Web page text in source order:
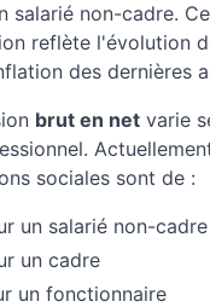
salarié non-cadre.
reflète l'évolution
des dernières
brut en net varie
sociales sont de :
un salarié non-cadre
un cadre
un fonctionnaire